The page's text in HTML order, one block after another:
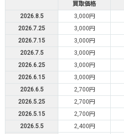
買取価格
2026.8.5
3,000円
2026.7.25
3,000円
2026.7.15
3,000円
2026.7.5
3,000円
2026.6.25
3,000円
2026.6.15
3,000円
2026.6.5
2,700円
2026.5.25
2,700円
2026.5.15
2,700円
2026.5.5
2,400円